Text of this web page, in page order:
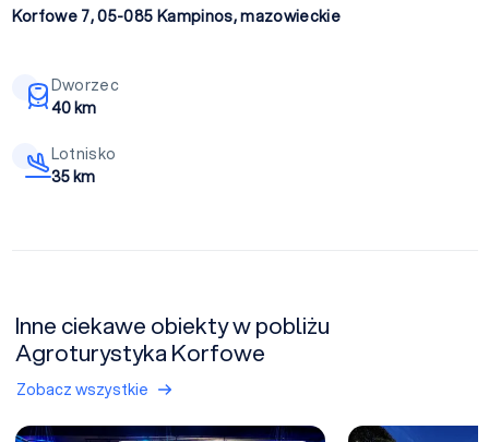
Korfowe 7, 05-085 Kampinos,mazowieckie
Dworzec
40 km
Lotnisko
35 km
Inne ciekawe obiekty w pobliżu
Agroturystyka Korfowe
Zobacz wszystkie